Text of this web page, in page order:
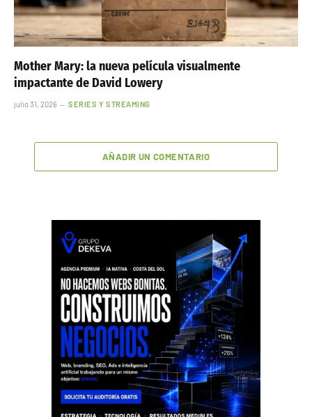
Mother Mary: la nueva película visualmente
impactante de David Lowery
julio 31, 2026 SERIES Y STREAMING
AÑADIR UN COMENTARIO